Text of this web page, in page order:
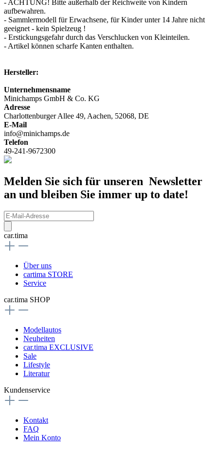
- ACHTUNG! Bitte außerhalb der Reichweite von Kindern
aufbewahren.
- Sammlermodell für Erwachsene, für Kinder unter 14 Jahre nicht
geeignet - kein Spielzeug !
- Erstickungsgefahr durch das Verschlucken von Kleinteilen.
- Artikel können scharfe Kanten enthalten.
Hersteller:
Unternehmensname
Minichamps GmbH & Co. KG
Adresse
Charlottenburger Allee 49, Aachen, 52068, DE
E-Mail
info@minichamps.de
Telefon
49-241-9672300
Melden Sie sich für unseren Newsletter
an und bleiben Sie immer up to date!
car.tima
Über uns
cartima STORE
Service
car.tima SHOP
Modellautos
Neuheiten
car.tima EXCLUSIVE
Sale
Lifestyle
Literatur
Kundenservice
Kontakt
FAQ
Mein Konto